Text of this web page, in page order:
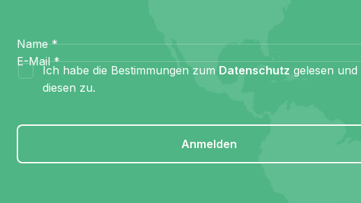
Name *
E-Mail *
Ich habe die Bestimmungen zum Datenschutz gelesen und
diesen zu.
Anmelden